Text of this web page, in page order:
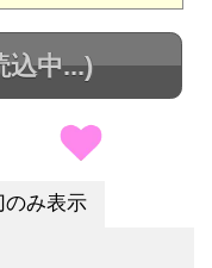
込中...)
のみ表示